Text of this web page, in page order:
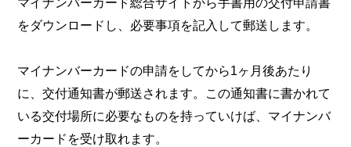
をダウンロードし、必要事項を記入して郵送します。
マイナンバーカードの申請をしてから1ヶ月後あたり
に、交付通知書が郵送されます。この通知書に書かれて
いる交付場所に必要なものを持っていけば、マイナンバ
ーカードを受け取れます。